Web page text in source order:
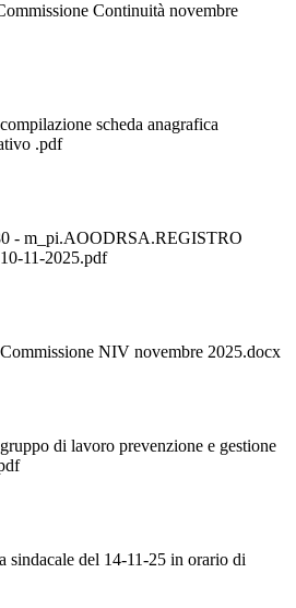
Continuità novembre
scheda anagrafica
.pdf
- m_pi.AOODRSA.REGISTRO
11-2025.pdf
NIV novembre 2025.docx
di lavoro prevenzione e gestione
sindacale del 14-11-25 in orario di